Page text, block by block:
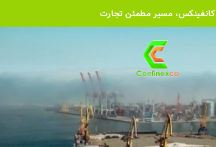
کانفینکس، مسیر مطمئن تجارت